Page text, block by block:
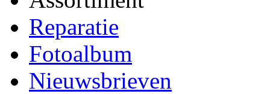
Reparatie
Fotoalbum
Nieuwsbrieven